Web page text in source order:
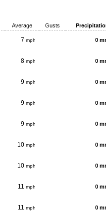
Average Gusts
7 mph 0
8 mph 0
9 mph 0
9 mph 0
9 mph 0
10 mph 0
10 mph 0
11 mph 0
11 mph 0